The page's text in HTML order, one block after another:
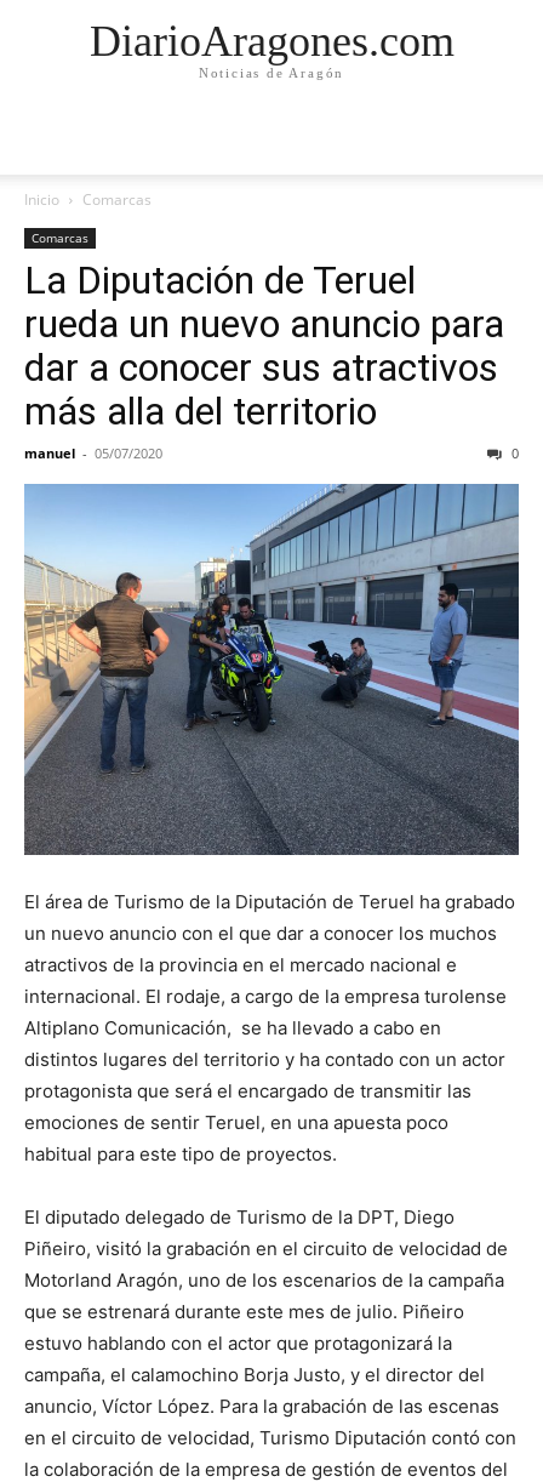
DiarioAragones.com
Noticias de Aragón
Inicio Comarcas
Comarcas
La Diputación de Teruel
rueda un nuevo anuncio para
dar a conocer sus atractivos
más alla del territorio
manuel - 05/07/2020 0
El área de Turismo de la Diputación de Teruel ha grabado
un nuevo anuncio con el que dar a conocer los muchos
atractivos de la provincia en el mercado nacional e
internacional. El rodaje, a cargo de la empresa turolense
Altiplano Comunicación, se ha llevado a cabo en
distintos lugares del territorio y ha contado con un actor
protagonista que será el encargado de transmitir las
emociones de sentir Teruel, en una apuesta poco
habitual para este tipo de proyectos.
El diputado delegado de Turismo de la DPT, Diego
Piñeiro, visitó la grabación en el circuito de velocidad de
Motorland Aragón, uno de los escenarios de la campaña
que se estrenará durante este mes de julio. Piñeiro
estuvo hablando con el actor que protagonizará la
campaña, el calamochino Borja Justo, y el director del
anuncio, Víctor López. Para la grabación de las escenas
en el circuito de velocidad, Turismo Diputación contó con
la colaboración de la empresa de gestión de eventos del